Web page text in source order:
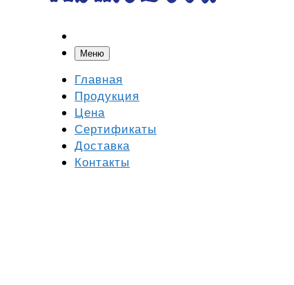
Меню
Главная
Продукция
Цена
Сертификаты
Доставка
Контакты